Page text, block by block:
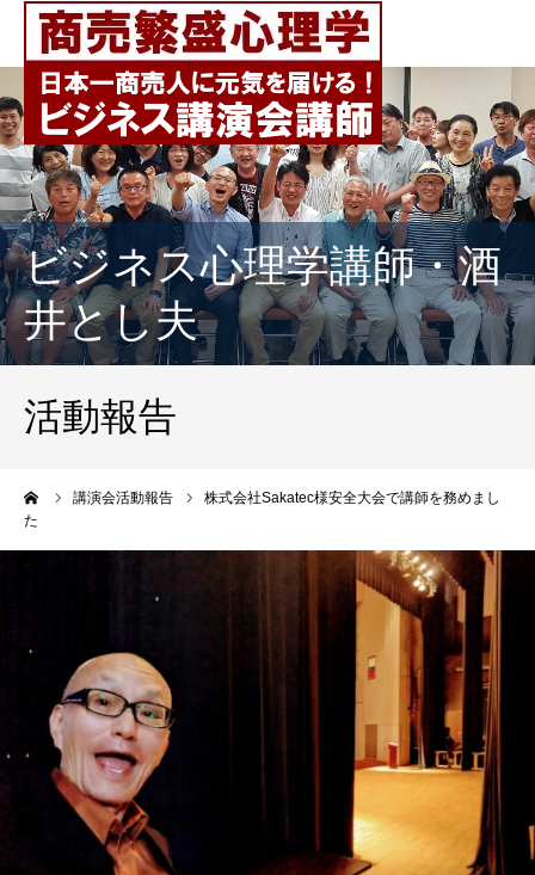
ビジネス心理学講師・酒
井とし夫
活動報告
講演会活動報告
株式会社Sakatec様安全大会で講師を務めまし
た